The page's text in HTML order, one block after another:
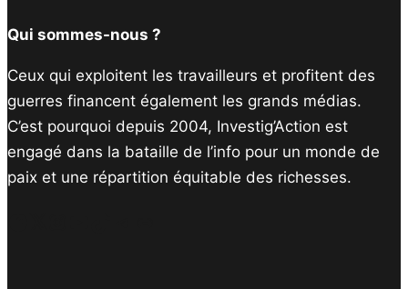
Qui sommes-nous ?
Ceux qui exploitent les travailleurs et profitent des
guerres financent également les grands médias.
C’est pourquoi depuis 2004, Investig’Action est
engagé dans la bataille de l’info pour un monde de
paix et une répartition équitable des richesses.